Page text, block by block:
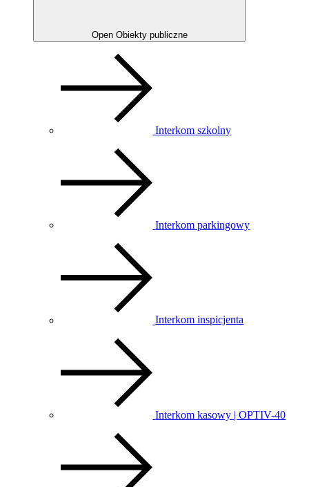
Open Obiekty publiczne
Interkom szkolny
Interkom parkingowy
Interkom inspicjenta
Interkom kasowy | OPTIV-40